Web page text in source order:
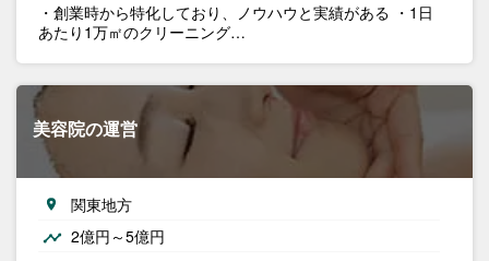
・創業時から特化しており、ノウハウと実績がある ・1日
あたり1万㎡のクリーニング…
美容院の運営
関東地方
2億円～5億円